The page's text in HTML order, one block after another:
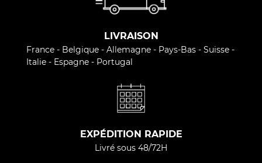
LIVRAISON
France - Belgique - Allemagne - Pays-Bas - Suisse -
Italie - Espagne - Portugal
EXPÉDITION RAPIDE
Livré sous 48/72H